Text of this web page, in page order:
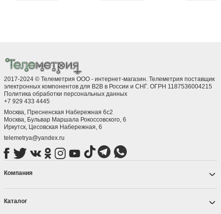
2017-2024 © Телеметрия ООО - интернет-магазин. Телеметрия поставщик
электронных компонентов для B2B в России и СНГ. ОГРН 1187536004215
Политика обработки персональных данных
+7 929 433 4445
Москва, Пресненская Набережная 6с2
Москва, ​Бульвар Маршала Рокоссовского, 6
Иркутск, ​Цесовская Набережная, 6
telemetrya@yandex.ru
Компания
Каталог